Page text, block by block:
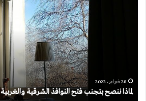
28 فبراير، 2022
لماذا ننصح بتجنب فتح النوافذ الشرقية والغربية